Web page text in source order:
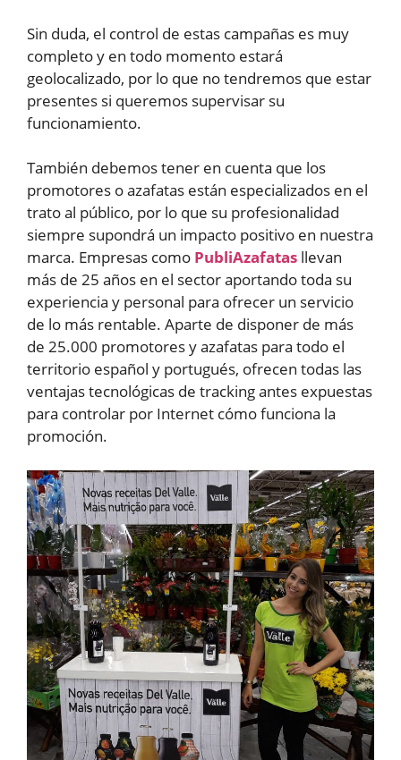
Sin duda, el control de estas campañas es muy
completo y en todo momento estará
geolocalizado, por lo que no tendremos que estar
presentes si queremos supervisar su
funcionamiento.
También debemos tener en cuenta que los
promotores o azafatas están especializados en el
trato al público, por lo que su profesionalidad
siempre supondrá un impacto positivo en nuestra
marca. Empresas como PubliAzafatas llevan
más de 25 años en el sector aportando toda su
experiencia y personal para ofrecer un servicio
de lo más rentable. Aparte de disponer de más
de 25.000 promotores y azafatas para todo el
territorio español y portugués, ofrecen todas las
ventajas tecnológicas de tracking antes expuestas
para controlar por Internet cómo funciona la
promoción.